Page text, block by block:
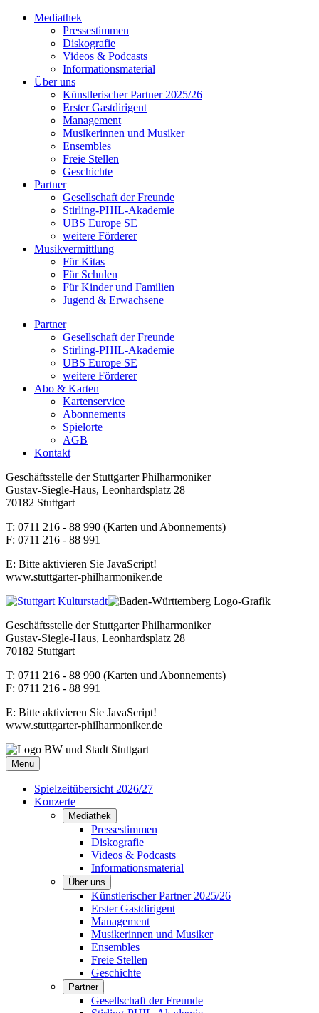
Mediathek
Pressestimmen
Diskografie
Videos & Podcasts
Informationsmaterial
Über uns
Künstlerischer Partner 2025/26
Erster Gastdirigent
Management
Musikerinnen und Musiker
Ensembles
Freie Stellen
Geschichte
Partner
Gesellschaft der Freunde
Stirling-PHIL-Akademie
UBS Europe SE
weitere Förderer
Musikvermittlung
Für Kitas
Für Schulen
Für Kinder und Familien
Jugend & Erwachsene
Partner
Gesellschaft der Freunde
Stirling-PHIL-Akademie
UBS Europe SE
weitere Förderer
Abo & Karten
Kartenservice
Abonnements
Spielorte
AGB
Kontakt
Geschäftsstelle der Stuttgarter Philharmoniker
Gustav-Siegle-Haus, Leonhardsplatz 28
70182 Stuttgart
T: 0711 216 - 88 990 (Karten und Abonnements)
F: 0711 216 - 88 991
E: Bitte aktivieren Sie JavaScript!
www.stuttgarter-philharmoniker.de
Geschäftsstelle der Stuttgarter Philharmoniker
Gustav-Siegle-Haus, Leonhardsplatz 28
70182 Stuttgart
T: 0711 216 - 88 990 (Karten und Abonnements)
F: 0711 216 - 88 991
E: Bitte aktivieren Sie JavaScript!
www.stuttgarter-philharmoniker.de
Menu
Spielzeitübersicht 2026/27
Konzerte
Mediathek
Pressestimmen
Diskografie
Videos & Podcasts
Informationsmaterial
Über uns
Künstlerischer Partner 2025/26
Erster Gastdirigent
Management
Musikerinnen und Musiker
Ensembles
Freie Stellen
Geschichte
Partner
Gesellschaft der Freunde